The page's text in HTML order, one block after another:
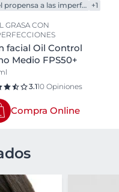
Piel propensa a las imperfecciones +1
GRASA CON
facial Oil Control
Medio FPS50+
3.110 Opiniones
Compra Online